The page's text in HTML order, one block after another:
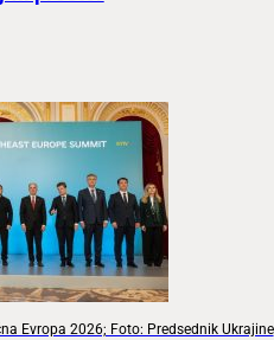
Evropa 2026; Foto: Predsednik Ukrajine